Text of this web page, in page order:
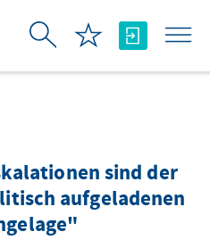
sind der
aufgeladenen